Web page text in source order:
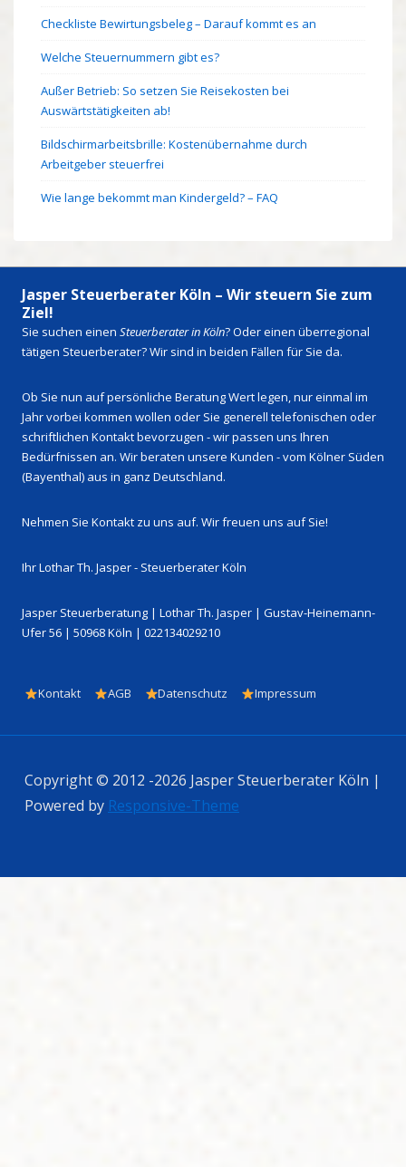
Checkliste Bewirtungsbeleg – Darauf kommt es an
Welche Steuernummern gibt es?
Außer Betrieb: So setzen Sie Reisekosten bei
Auswärtstätigkeiten ab!
Bildschirmarbeitsbrille: Kostenübernahme durch
Arbeitgeber steuerfrei
Wie lange bekommt man Kindergeld? – FAQ
Jasper Steuerberater Köln – Wir steuern Sie zum
Ziel!
Sie suchen einen Steuerberater in Köln? Oder einen überregional
tätigen Steuerberater? Wir sind in beiden Fällen für Sie da.
Ob Sie nun auf persönliche Beratung Wert legen, nur einmal im
Jahr vorbei kommen wollen oder Sie generell telefonischen oder
schriftlichen Kontakt bevorzugen - wir passen uns Ihren
Bedürfnissen an. Wir beraten unsere Kunden - vom Kölner Süden
(Bayenthal) aus in ganz Deutschland.
Nehmen Sie Kontakt zu uns auf. Wir freuen uns auf Sie!
Ihr Lothar Th. Jasper - Steuerberater Köln
Jasper Steuerberatung | Lothar Th. Jasper | Gustav-Heinemann-
Ufer 56 | 50968 Köln | 022134029210
Footer-
Menü
Kontakt AGB Datenschutz Impressum
Copyright © 2012 -2026 Jasper Steuerberater Köln |
Powered by Responsive-Theme